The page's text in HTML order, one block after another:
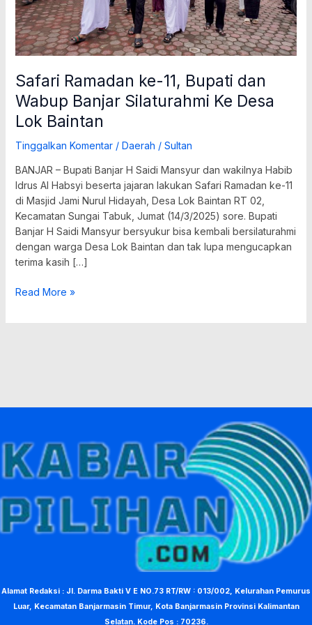
Safari Ramadan ke-11, Bupati dan
Wabup Banjar Silaturahmi Ke Desa
Lok Baintan
Tinggalkan Komentar / Daerah / Sultan
BANJAR – Bupati Banjar H Saidi Mansyur dan wakilnya Habib
Idrus Al Habsyi beserta jajaran lakukan Safari Ramadan ke-11
di Masjid Jami Nurul Hidayah, Desa Lok Baintan RT 02,
Kecamatan Sungai Tabuk, Jumat (14/3/2025) sore. Bupati
Banjar H Saidi Mansyur bersyukur bisa kembali bersilaturahmi
dengan warga Desa Lok Baintan dan tak lupa mengucapkan
terima kasih […]
Ke
Desa
Lok
Baintan
Read More »
Alamat Redaksi : Jl. Darma Bakti V E NO.73 RT/RW : 013/002, Kelurahan Pemurus
Luar, Kecamatan Banjarmasin Timur, Kota Banjarmasin Provinsi Kalimantan
Selatan. Kode Pos : 70236.